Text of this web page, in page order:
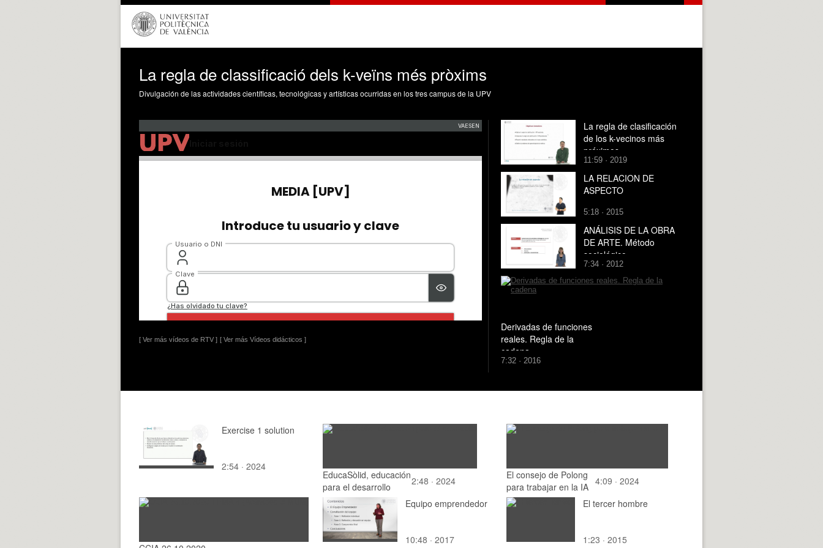
La regla de classificació dels k-veïns més pròxims
Divulgación de las actividades científicas, tecnológicas y artísticas ocurridas en los tres campus de la UPV
[ Ver más vídeos de RTV ] [ Ver más Vídeos didácticos ]
La regla de clasificación
de los k-vecinos más
próximos
11:59 · 2019
LA RELACION DE
ASPECTO
5:18 · 2015
ANÁLISIS DE LA OBRA
DE ARTE. Método
sociológico
7:34 · 2012
Derivadas de funciones
reales. Regla de la
cadena
7:32 · 2016
Exercise 1 solution
2:54 · 2024
EducaSòlid, educación
para el desarrollo
2:48 · 2024
El consejo de Polong
para trabajar en la IA 4:09 · 2024
Equipo emprendedor
10:48 · 2017
El tercer hombre
1:23 · 2015